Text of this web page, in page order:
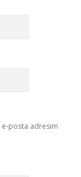
e-posta adresim